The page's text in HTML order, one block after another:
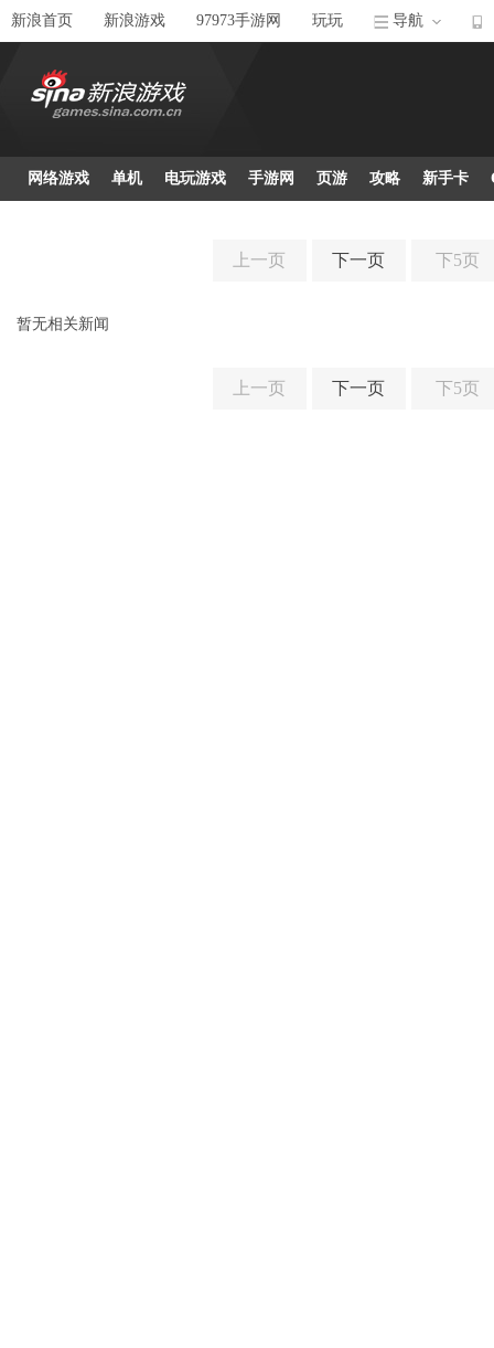
新浪首页 新浪游戏 97973手游网 玩玩 导航
网络游戏 单机 电玩游戏 手游网 页游 攻略 新手卡
上一页 下一页 下5页
暂无相关新闻
上一页 下一页 下5页